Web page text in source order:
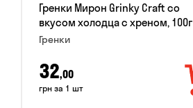
Гренки Мирон Grinky Craft со
вкусом холодца с хреном, 100г
Гренки
32,00
грн за 1 шт